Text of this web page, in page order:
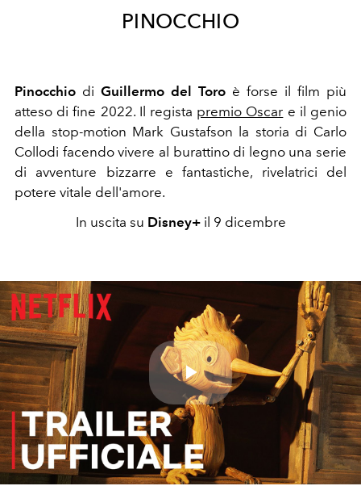
PINOCCHIO
Pinocchio di Guillermo del Toro è forse il film più
atteso di fine 2022. Il regista premio Oscar e il genio
della stop-motion Mark Gustafson la storia di Carlo
Collodi facendo vivere al burattino di legno una serie
di avventure bizzarre e fantastiche, rivelatrici del
potere vitale dell'amore.
In uscita su Disney+il 9 dicembre
Play
Video